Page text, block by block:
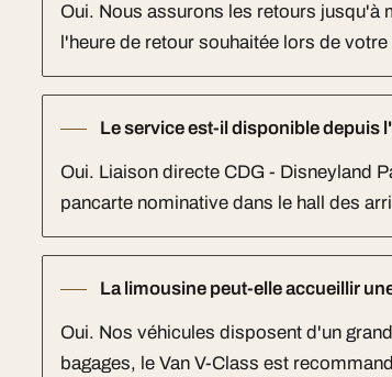
Oui. Nous assurons les retours jusqu'à
l'heure de retour souhaitée lors de
Le service est-il disponible depuis
Oui. Liaison directe CDG - Disneyland
pancarte nominative dans le hall des
La limousine peut-elle accueillir
Oui. Nos véhicules disposent d'un
bagages, le Van V-Class est